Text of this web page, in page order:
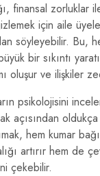
finansal zorluklar
için aile
söyleyebilir. Bu,
bir sıkıntı
oluşur ve ilişkiler
psikolojisini
açısından
hem kumar
artırır hem de
çekebilir.